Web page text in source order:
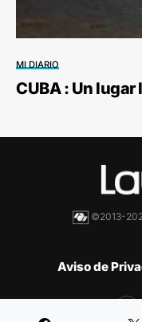
MI DIARIO
CUBA : Un lugar
©2013-
Aviso de